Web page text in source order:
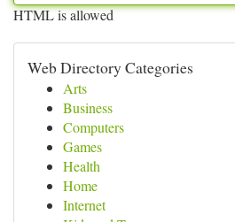
HTML is allowed
Web Directory Categories
Arts
Business
Computers
Games
Health
Home
Internet